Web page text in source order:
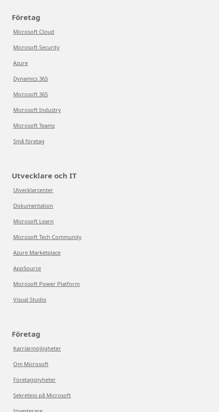
Företag
Microsoft Cloud
Microsoft Security
Azure
Dynamics 365
Microsoft 365
Microsoft Industry
Microsoft Teams
Små företag
Utvecklare och IT
Utvecklarcenter
Dokumentation
Microsoft Learn
Microsoft Tech Community
Azure Marketplace
AppSource
Microsoft Power Platform
Visual Studio
Företag
Karriärmöjligheter
Om Microsoft
Företagsnyheter
Sekretess på Microsoft